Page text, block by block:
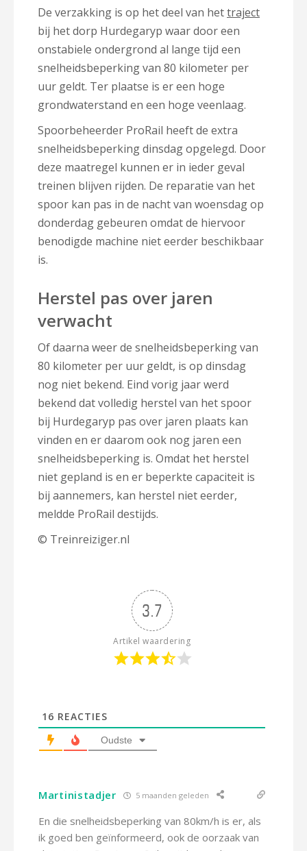
De verzakking is op het deel van hettraject
bij het dorp Hurdegaryp waar door een
onstabiele ondergrond al lange tijd een
snelheidsbeperking van 80 kilometer per
uur geldt. Ter plaatse is er een hoge
grondwaterstand en een hoge veenlaag.
Spoorbeheerder ProRail heeft de extra
snelheidsbeperking dinsdag opgelegd. Door
deze maatregel kunnen er in ieder geval
treinen blijven rijden. De reparatie van het
spoor kan pas in de nacht van woensdag op
donderdag gebeuren omdat de hiervoor
benodigde machine niet eerder beschikbaar
is.
Herstel pas over jaren
verwacht
Of daarna weer de snelheidsbeperking van
80 kilometer per uur geldt, is op dinsdag
nog niet bekend. Eind vorig jaar werd
bekend dat volledig herstel van het spoor
bij Hurdegaryp pas over jaren plaats kan
vinden en er daarom ook nog jaren een
snelheidsbeperking is. Omdat het herstel
niet gepland is en er beperkte capaciteit is
bij aannemers, kan herstel niet eerder,
meldde ProRail destijds.
© Treinreiziger.nl
3.7
Artikel waardering
16 REACTIES
Oudste
Martinistadjer 5 maanden geleden
En die snelheidsbeperking van 80km/h is er, als
ik goed ben geïnformeerd, ook de oorzaak van